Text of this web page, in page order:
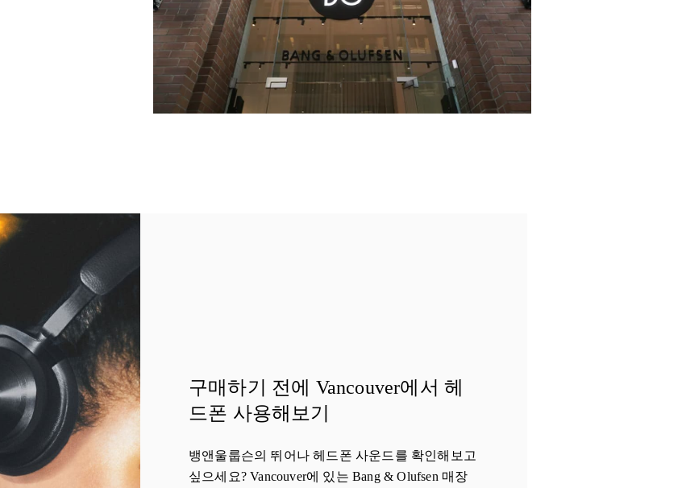
구매하기 전에 Vancouver에서 헤
드폰 사용해보기
뱅앤울룹슨의 뛰어나 헤드폰 사운드를 확인해보고
싶으세요? Vancouver에 있는 Bang & Olufsen 매장